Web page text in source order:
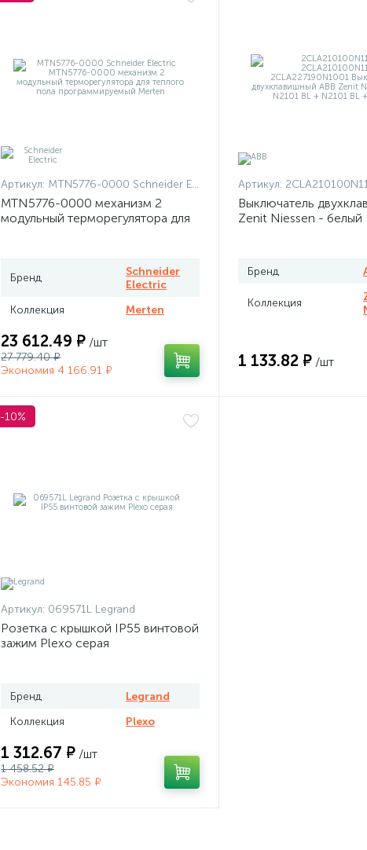
Артикул: MTN5776-0000 Schneider Electric
MTN5776-0000 механизм 2
модульный терморегулятора для
Бренд
Schneider
Electric
Коллекция
Merten
23 612.49 ₽ /шт
27 779.40 ₽
Экономия 4 166.91 ₽
Артикул: 2CLA210100N1101 +
Выключатель
Zenit Niessen - белый
Бренд
Коллекция
1 133.82 ₽ /шт
-10%
Артикул: 069571L Legrand
Розетка с крышкой IP55 винтовой
зажим Plexo серая
Бренд
Legrand
Коллекция
Plexo
1 312.67 ₽ /шт
1 458.52 ₽
Экономия 145.85 ₽